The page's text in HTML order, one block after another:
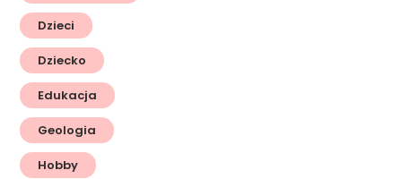
Dzieci
Dziecko
Edukacja
Geologia
Hobby